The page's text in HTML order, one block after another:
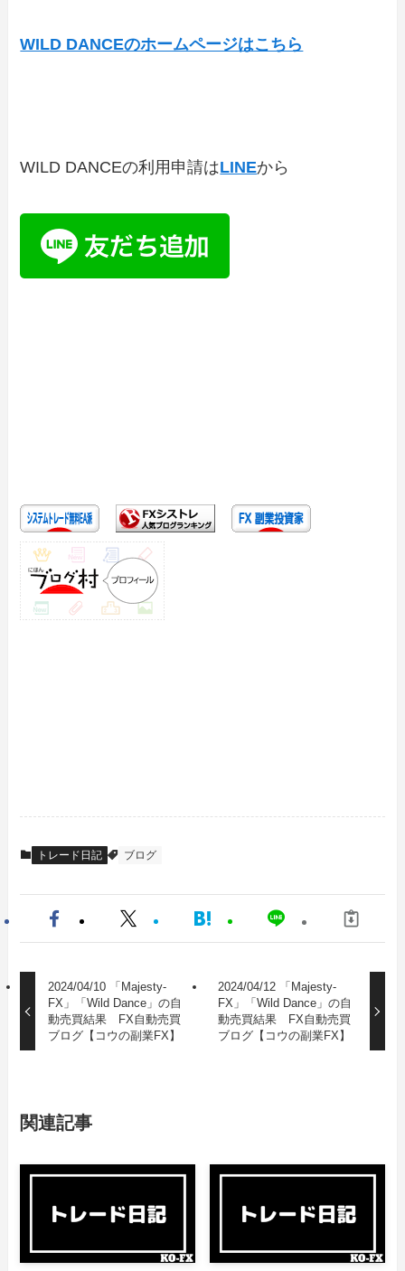
WILD DANCEのホームページはこちら
WILD DANCEの利用申請はLINEから
トレード日記 ブログ
2024/04/10 「Majesty-
FX」「Wild Dance」の自
動売買結果 FX自動売買
ブログ【コウの副業FX】
2024/04/12 「Majesty-
FX」「Wild Dance」の自
動売買結果 FX自動売買
ブログ【コウの副業FX】
関連記事